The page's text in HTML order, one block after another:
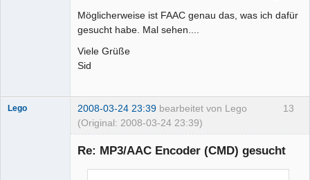
Möglicherweise ist FAAC genau das, was ich dafür
gesucht habe. Mal sehen....
Viele Grüße
Sid
13
Lego 2008-03-24 23:39 bearbeitet von Lego
(Original: 2008-03-24 23:39)
Re: MP3/AAC Encoder (CMD) gesucht